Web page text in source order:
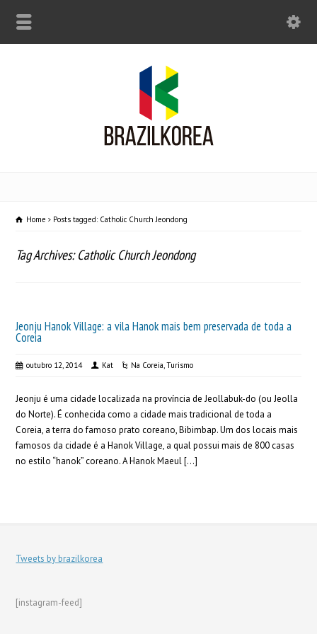
Home Posts tagged: Catholic Church Jeondong
Tag Archives: Catholic Church Jeondong
Jeonju Hanok Village: a vila Hanok mais bem preservada de toda a
Coreia
outubro 12, 2014 Kat Na Coreia,Turismo
Jeonju é uma cidade localizada na província de Jeollabuk-do (ou Jeolla
do Norte). É conhecida como a cidade mais tradicional de toda a
Coreia, a terra do famoso prato coreano, Bibimbap. Um dos locais mais
famosos da cidade é a Hanok Village, a qual possui mais de 800 casas
no estilo “hanok” coreano. A Hanok Maeul […]
Tweets by brazilkorea
[instagram-feed]